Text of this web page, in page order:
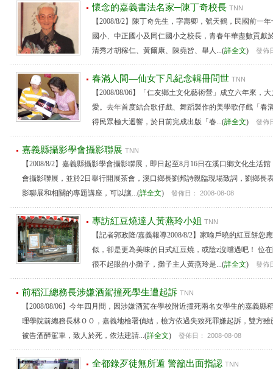
懷念的嘉義書法名家─陳丁奇校長 TNN
【2008/8/2】陳丁奇先生，字壽卿，號天鶴，民國前一
國小、中正國小及同仁國小之校長，青春年華盡數貢獻
清秀才胡稼仁、黃爾康、陳堯皆、舉人...(詳全文) 發佈
春滿人間—仙女下凡紀念輯冊問世 TNN
【2008/08/06】「仁友鄉土文化藝術營」成立六年來，
愛。去年首度結合歌仔戲、舞蹈製作的美學歌仔戲「
得民眾極大迴響，於日前完成出版「春...(詳全文) 發佈
嘉義縣攝影學會攝影聯展 TNN
【2008/8/2】嘉義縣攝影學會攝影聯展，即日起至8月16日在溪口鄉文化生活
會攝影聯展，並於2日舉行開展茶會，溪口鄉長劉邦詩親臨現場致詞，劉鄉長
影聯展和相關的專題講座，可以讓...(詳全文) 發佈日： 2008-08-08
專訪紅豆燒達人黃燕玲小姐 TNN
【記者郭政隆/嘉義報導2008/8/2】家喻戶曉的紅豆餅您
似，卻是更為美味的日式紅豆燒，或陰z沒嚐過吧！ 位
很不起眼的小攤子，攤子主人黃燕玲是...(詳全文) 發佈
前稻江總務長涉嫌酒駕撞死學生遭起訴 TNN
【2008/08/06】今年四月間，因涉嫌酒駕在學校附近撞死兩名女學生的嘉義縣
理學院前總務長林ＯＯ，嘉義地檢署偵結，檢方依過失致死罪嫌起訴，雙方雖
被告酒醉駕車，致人於死，依法建請...(詳全文) 發佈日： 2008-08-08
全都錄歹徒無所遁 警籲出面指認 TNN